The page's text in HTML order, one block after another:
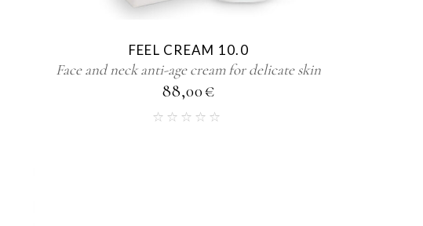
FEEL CREAM 10.0
Face and neck anti-age cream for delicate skin
88,00€